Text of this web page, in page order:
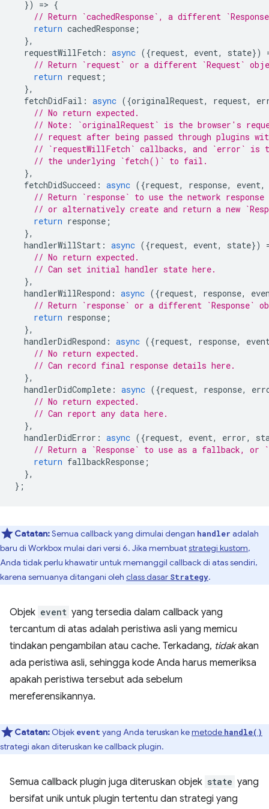
}) => {
// Return `cachedResponse`, a different
return cachedResponse ;
},
requestWillFetch : async ({request, event, state})
// Return `request` or a different `Request`
return request ;
},
fetchDidFail : async ({originalRequest, request,
// No return expected.
// Note: `originalRequest` is the browser's
// request after being passed through plugins
// `requestWillFetch` callbacks, and `error` is
// the underlying `fetch()` to fail.
},
fetchDidSucceed : async ({request, response, event,
// Return `response` to use the network
// or alternatively create and return a new
return response ;
},
handlerWillStart : async ({request, event, state})
// No return expected.
// Can set initial handler state here.
},
handlerWillRespond : async ({request, response,
// Return `response` or a different `Response`
return response ;
},
handlerDidRespond : async ({request, response,
// No return expected.
// Can record final response details here.
},
handlerDidComplete : async ({request, response,
// No return expected.
// Can report any data here.
},
handlerDidError : async ({request, event, error,
// Return a `Response` to use as a fallback, or
return fallbackResponse ;
},
};
Catatan:Semua callback yang dimulai dengan handler adalah
baru di Workbox mulai dari versi 6. Jika membuatstrategi kustom,
Anda tidak perlu khawatir untuk memanggil callback di atas sendiri,
karena semuanya ditangani oleh class dasar Strategy.
Objek event yang tersedia dalam callback yang
tercantum di atas adalah peristiwa asli yang memicu
tindakan pengambilan atau cache. Terkadang, tidakakan
ada peristiwa asli, sehingga kode Anda harus memeriksa
apakah peristiwa tersebut ada sebelum
mereferensikannya.
Catatan: Objek event yang Anda teruskan kemetode handle()
strategi akan diteruskan ke callback plugin.
Semua callback plugin juga diteruskan objek state yang
bersifat unik untuk plugin tertentu dan strategi yang